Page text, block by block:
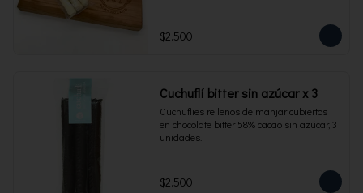
$2.500
Cuchuflí bitter sin azúcar x 3
Cuchuflies rellenos de manjar cubiertos
en chocolate bitter 58% cacao sin azúcar, 3
unidades.
$2.500